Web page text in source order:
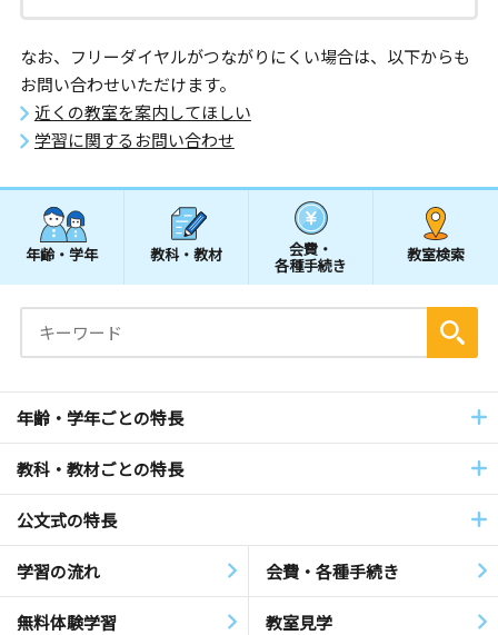
なお、フリーダイヤルがつながりにくい場合は、以下からも
お問い合わせいただけます。
近くの教室を案内してほしい
学習に関するお問い合わせ
年齢・学年 教科・教材 会費・
各種手続き
教室検索
年齢・学年ごとの特長
教科・教材ごとの特長
公文式の特長
学習の流れ 会費・各種手続き
無料体験学習 教室見学